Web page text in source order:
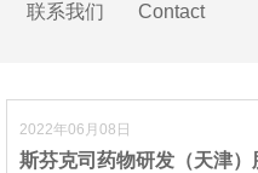
联系我们
Contact
2022年06月08日
斯芬克司药物研发（天津